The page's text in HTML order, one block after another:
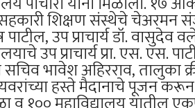
शिक्षण संस्थेचे चेअरमन
पाटील, उप प्राचार्य डॉ. वासुदेव
उप प्राचार्य प्रा. एस. एस.
भावेश अहिरराव, तालुका
हस्ते मैदानाचे पूजन